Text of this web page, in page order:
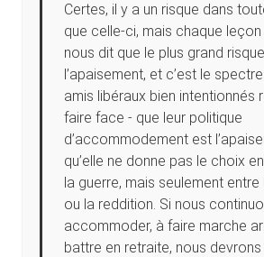
Certes, il y a un risque dans
que celle-ci, mais chaque leçon
nous dit que le plus grand
l’apaisement, et c’est le
amis libéraux bien intentionnés
faire face - que leur politique
d’accommodement est
qu’elle ne donne pas le choix
la guerre, mais seulement
ou la reddition. Si nous
accommoder, à faire marche
battre en retraite, nous